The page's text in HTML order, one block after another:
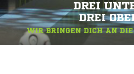
DREI
DREI
WIR BRINGEN DICH AN